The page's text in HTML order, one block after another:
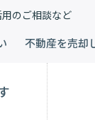
のご相談など
不動産を売却